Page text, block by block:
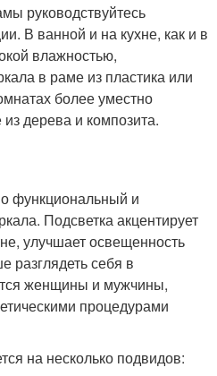
руководствуйтесь
В ванной и на кухне, как и в
влажностью,
в раме из пластика или
более уместно
дерева и композита.
функциональный и
Подсветка акцентирует
улучшает освещенность
разглядеть себя в
женщины и мужчины,
процедурами
на несколько подвидов: